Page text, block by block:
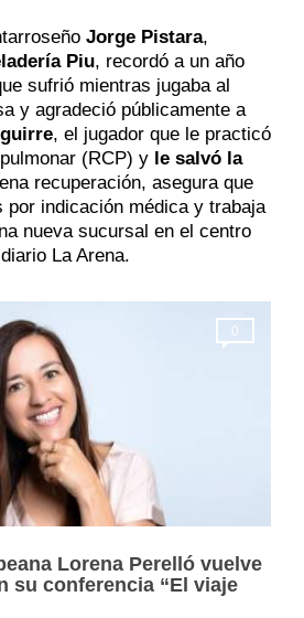
Jorge Pistara,
Piu, recordó a un año
sufrió mientras jugaba al
y agradeció públicamente a
, el jugador que le practicó
(RCP) y le salvó la
recuperación, asegura que
por indicación médica y trabaja
nueva sucursal en el centro
La Arena.
0
Lorena Perelló vuelve
su conferencia “El viaje